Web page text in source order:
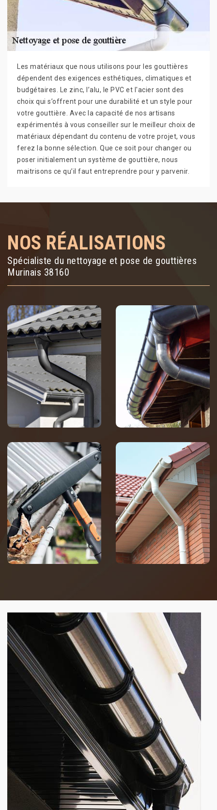
Les matériaux que nous utilisons pour les gouttières
dépendent des exigences esthétiques, climatiques et
budgétaires. Le zinc, l’alu, le PVC et l'acier sont des
choix qui s’offrent pour une durabilité et un style pour
votre gouttière. Avec la capacité de nos artisans
expérimentés à vous conseiller sur le meilleur choix de
matériaux dépendant du contenu de votre projet, vous
ferez la bonne sélection. Que ce soit pour changer ou
poser initialement un système de gouttière, nous
maitrisons ce qu’il faut entreprendre pour y parvenir.
NOS RÉALISATIONS
Spécialiste du nettoyage et pose de gouttières
Murinais 38160